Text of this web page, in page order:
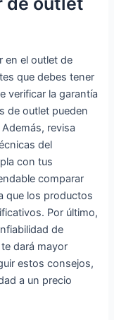
en el outlet de
que debes tener
verificar la garantía
de outlet pueden
revisa
del
con tus
comparar
que los productos
Por último,
de
dará mayor
estos consejos,
a un precio